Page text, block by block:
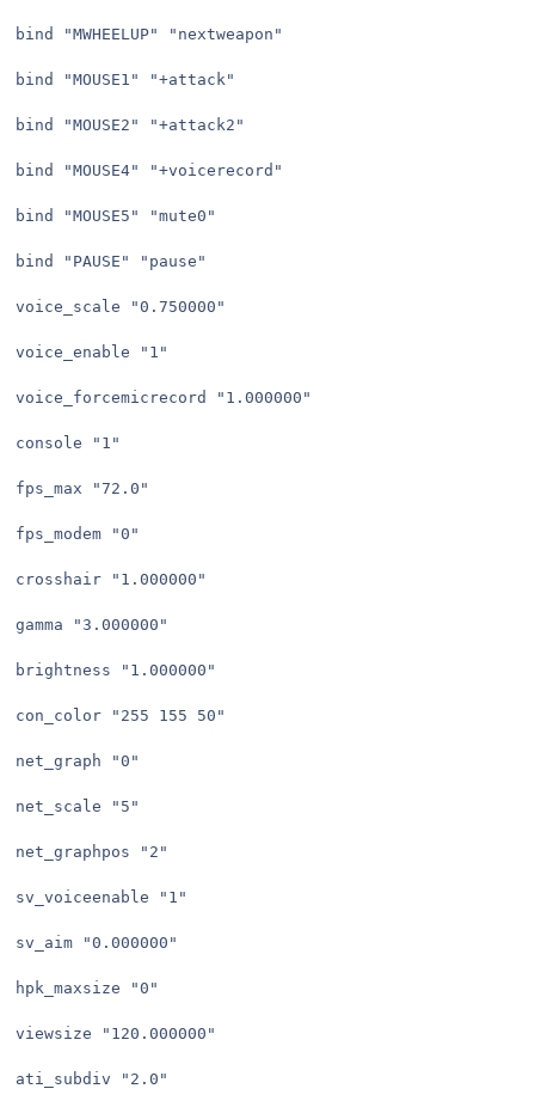
bind "MWHEELUP" "nextweapon"
bind "MOUSE1" "+attack"
bind "MOUSE2" "+attack2"
bind "MOUSE4" "+voicerecord"
bind "MOUSE5" "mute0"
bind "PAUSE" "pause"
voice_scale "0.750000"
voice_enable "1"
voice_forcemicrecord "1.000000"
console "1"
fps_max "72.0"
fps_modem "0"
crosshair "1.000000"
gamma "3.000000"
brightness "1.000000"
con_color "255 155 50"
net_graph "0"
net_scale "5"
net_graphpos "2"
sv_voiceenable "1"
sv_aim "0.000000"
hpk_maxsize "0"
viewsize "120.000000"
ati_subdiv "2.0"